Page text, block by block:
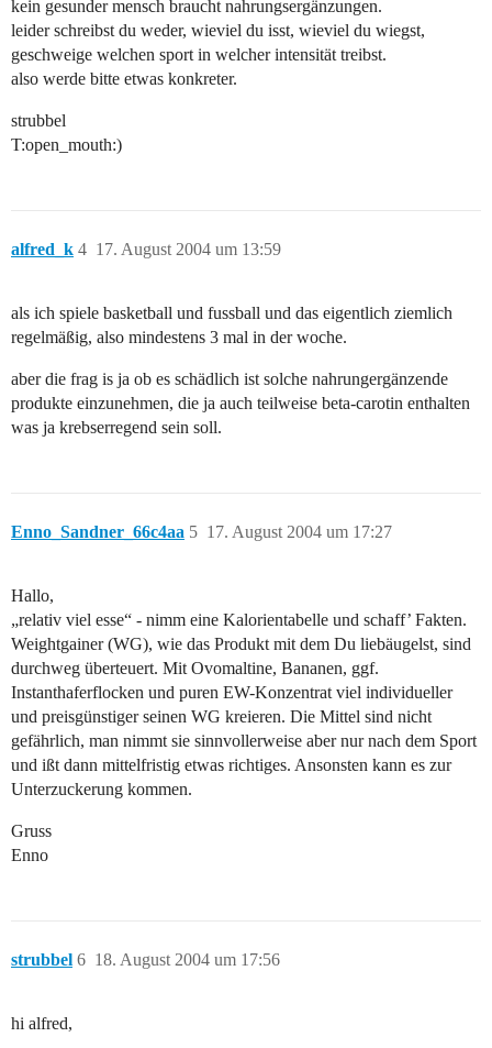
kein gesunder mensch braucht nahrungsergänzungen.
leider schreibst du weder, wieviel du isst, wieviel du wiegst,
geschweige welchen sport in welcher intensität treibst.
also werde bitte etwas konkreter.
strubbel
T:open_mouth:)
alfred_k 17. August 2004 um 13:59
4
als ich spiele basketball und fussball und das eigentlich ziemlich
regelmäßig, also mindestens 3 mal in der woche.
aber die frag is ja ob es schädlich ist solche nahrungergänzende
produkte einzunehmen, die ja auch teilweise beta-carotin enthalten
was ja krebserregend sein soll.
Enno_Sandner_66c4aa 17. August 2004 um 17:27
5
Hallo,
„relativ viel esse“ - nimm eine Kalorientabelle und schaff’ Fakten.
Weightgainer (WG), wie das Produkt mit dem Du liebäugelst, sind
durchweg überteuert. Mit Ovomaltine, Bananen, ggf.
Instanthaferflocken und puren EW-Konzentrat viel individueller
und preisgünstiger seinen WG kreieren. Die Mittel sind nicht
gefährlich, man nimmt sie sinnvollerweise aber nur nach dem Sport
und ißt dann mittelfristig etwas richtiges. Ansonsten kann es zur
Unterzuckerung kommen.
Gruss
Enno
strubbel 18. August 2004 um 17:56
6
hi alfred,